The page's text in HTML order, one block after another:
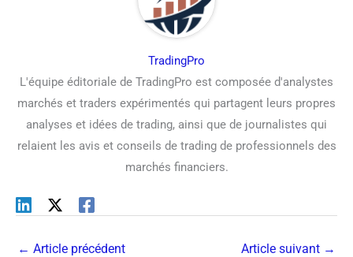
TradingPro
L'équipe éditoriale de TradingPro est composée d'analystes
marchés et traders expérimentés qui partagent leurs propres
analyses et idées de trading, ainsi que de journalistes qui
relaient les avis et conseils de trading de professionnels des
marchés financiers.
← Article précédent Article suivant →